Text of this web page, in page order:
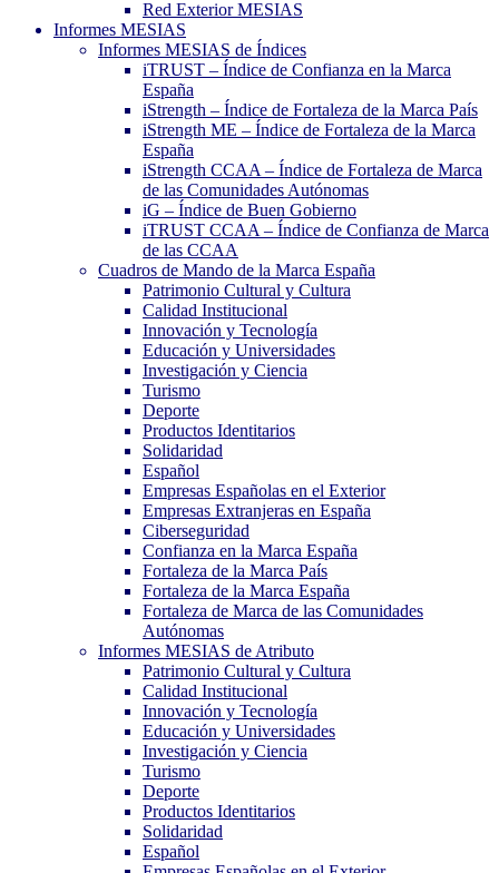
Red Exterior MESIAS
Informes MESIAS
Informes MESIAS de Índices
iTRUST – Índice de Confianza en la Marca
España
iStrength – Índice de Fortaleza de la Marca País
iStrength ME – Índice de Fortaleza de la Marca
España
iStrength CCAA – Índice de Fortaleza de Marca
de las Comunidades Autónomas
iG – Índice de Buen Gobierno
iTRUST CCAA – Índice de Confianza de Marca
de las CCAA
Cuadros de Mando de la Marca España
Patrimonio Cultural y Cultura
Calidad Institucional
Innovación y Tecnología
Educación y Universidades
Investigación y Ciencia
Turismo
Deporte
Productos Identitarios
Solidaridad
Español
Empresas Españolas en el Exterior
Empresas Extranjeras en España
Ciberseguridad
Confianza en la Marca España
Fortaleza de la Marca País
Fortaleza de la Marca España
Fortaleza de Marca de las Comunidades
Autónomas
Informes MESIAS de Atributo
Patrimonio Cultural y Cultura
Calidad Institucional
Innovación y Tecnología
Educación y Universidades
Investigación y Ciencia
Turismo
Deporte
Productos Identitarios
Solidaridad
Español